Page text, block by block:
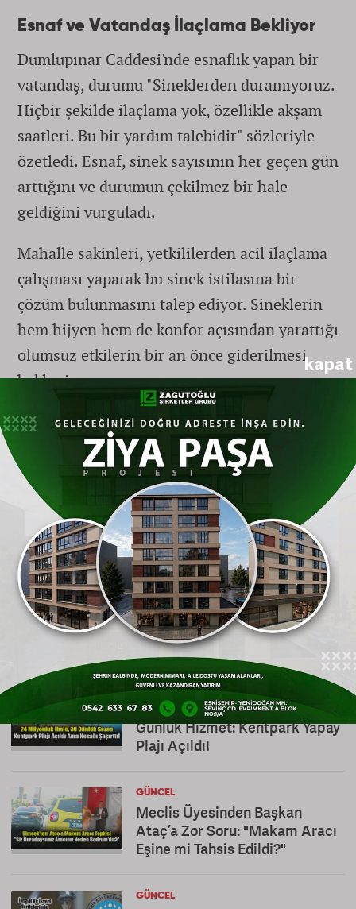
kapat
Esnaf ve Vatandaş İlaçlama Bekliyor
Dumlupınar Caddesi'nde esnaflık yapan bir
vatandaş, durumu "Sineklerden duramıyoruz.
Hiçbir şekilde ilaçlama yok, özellikle akşam
saatleri. Bu bir yardım talebidir" sözleriyle
özetledi. Esnaf, sinek sayısının her geçen gün
arttığını ve durumun çekilmez bir hale
geldiğini vurguladı.
Mahalle sakinleri, yetkililerden acil ilaçlama
çalışması yaparak bu sinek istilasına bir
çözüm bulunmasını talep ediyor. Sineklerin
hem hijyen hem de konfor açısından yarattığı
olumsuz etkilerin bir an önce giderilmesi
bekleniyor.
Gönderen: journal
YORUM YAZ
Bu habere yorumlar
ESKIŞEHIR GÜNCEL HABERLERI
GÜNCEL
Eskişehir’de “Sudan Ucuz”
Deyimi Tarihe Karıştı: Su
Fiyatları Cep Yakıyor
GÜNCEL
Milyonluk İhale, Sadece 30
Günlük Hizmet: Kentpark Yapay
Plajı Açıldı!
GÜNCEL
Meclis Üyesinden Başkan
Ataç’a Zor Soru: "Makam Aracı
Eşine mi Tahsis Edildi?"
GÜNCEL